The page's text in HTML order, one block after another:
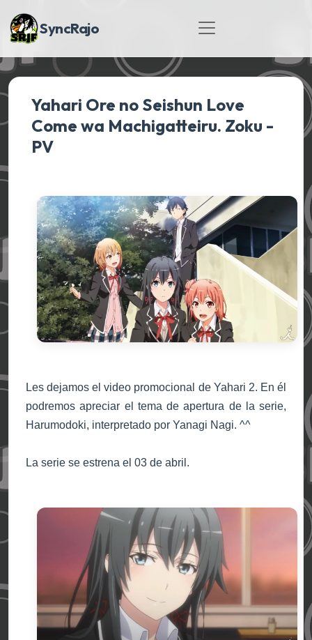
SyncRajo
Yahari Ore no Seishun Love
Come wa Machigatteiru. Zoku -
PV
Les dejamos el video promocional de Yahari 2. En él
podremos apreciar el tema de apertura de la serie,
Harumodoki, interpretado por Yanagi Nagi. ^^
La serie se estrena el 03 de abril.